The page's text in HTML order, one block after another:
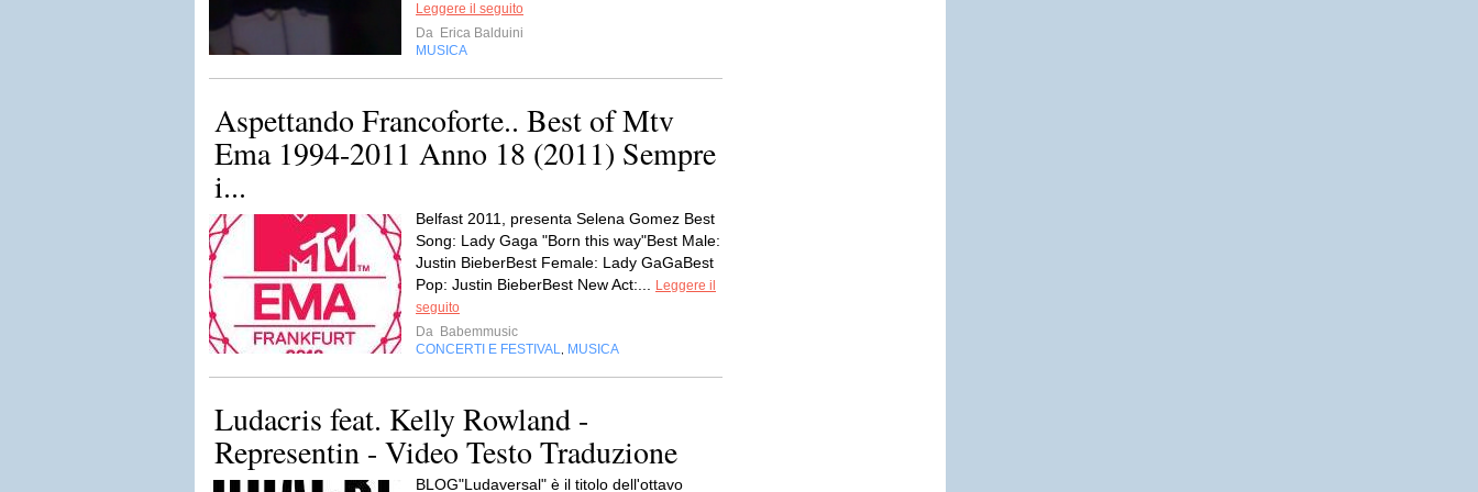
Leggere il seguito
Da Erica Balduini
MUSICA
Aspettando Francoforte.. Best of Mtv
Ema 1994-2011 Anno 18 (2011) Sempre
i...
Belfast 2011, presenta Selena Gomez Best
Song: Lady Gaga "Born this way"Best Male:
Justin BieberBest Female: Lady GaGaBest
Pop: Justin BieberBest New Act:...
Leggere il
seguito
Da Babemmusic
CONCERTI E FESTIVAL MUSICA
Ludacris feat. Kelly Rowland -
Representin - Video Testo Traduzione
BLOG"Ludaversal" è il titolo dell'ottavo